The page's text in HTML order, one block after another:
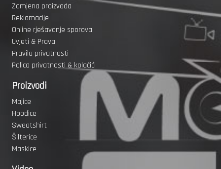
Zamjena proizvoda
Reklamacije
Online rješavanje sporova
Uvjeti & Prava
Pravila privatnosti
Polica privatnosti & kolačići
Proizvodi
Majice
Hoodice
Sweatshirt
Šilterice
Maskice